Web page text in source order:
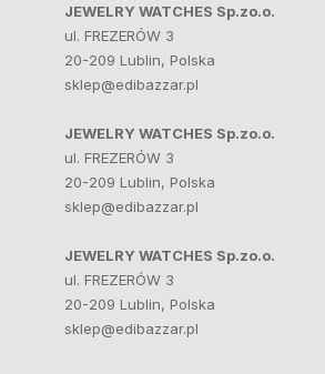
JEWELRY WATCHES Sp.zo.o.
ul. FREZERÓW 3
20-209 Lublin, Polska
sklep@edibazzar.pl
JEWELRY WATCHES Sp.zo.o.
ul. FREZERÓW 3
20-209 Lublin, Polska
sklep@edibazzar.pl
JEWELRY WATCHES Sp.zo.o.
ul. FREZERÓW 3
20-209 Lublin, Polska
sklep@edibazzar.pl